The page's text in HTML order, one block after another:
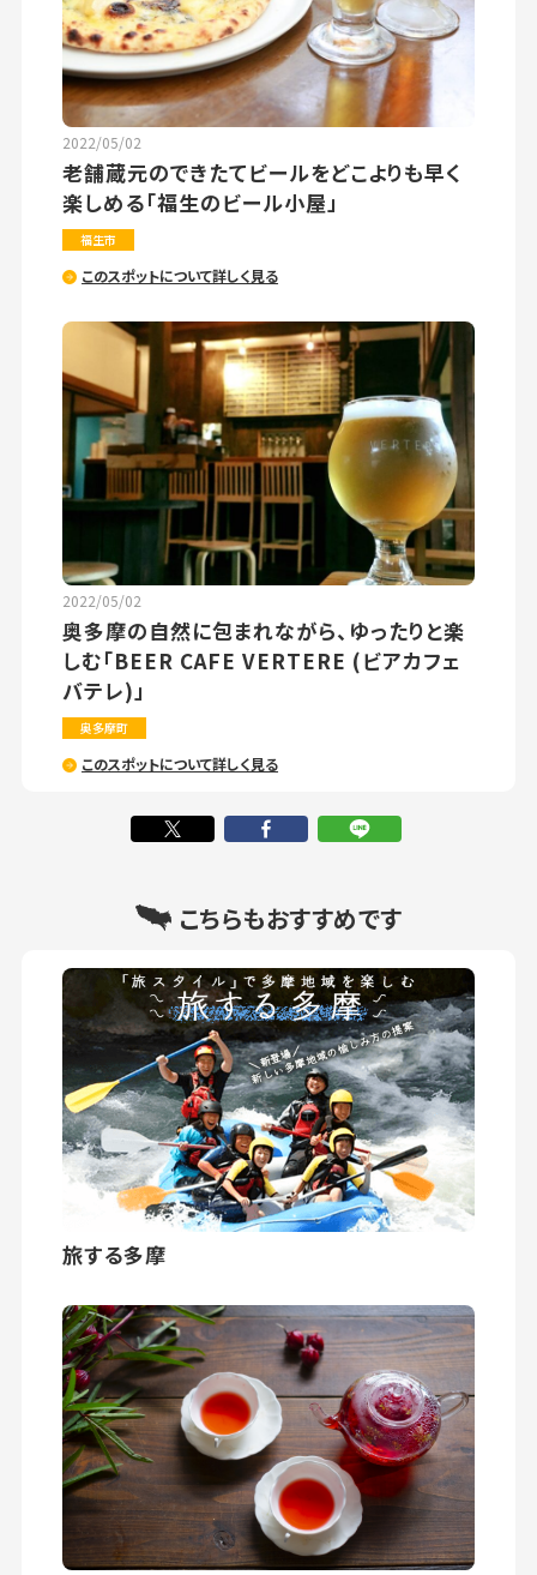
2022/05/02
老舗蔵元のできたてビールをどこよりも早く
楽しめる「福生のビール小屋」
福生市
このスポットについて詳しく見る
2022/05/02
奥多摩の自然に包まれながら、ゆったりと楽
しむ「BEER CAFE VERTERE (ビアカフェ
バテレ)」
奥多摩町
このスポットについて詳しく見る
こちらもおすすめです
旅する多摩